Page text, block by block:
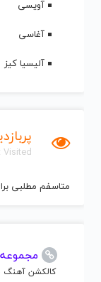
آویسی
آغاسی
آلیسیا کیز
Visited
متاسفم مطلبی
کالکشن آهنگ